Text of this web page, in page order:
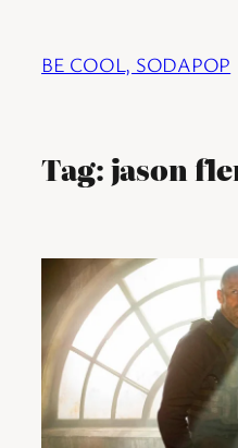
BE COOL, SODAPOP
Tag:jason